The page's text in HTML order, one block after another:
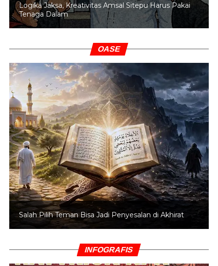
Logika Jaksa, Kreativitas Amsal Sitepu Harus Pakai
Tenaga Dalam
OASE
Salah Pilih Teman Bisa Jadi Penyesalan di Akhirat
INFOGRAFIS